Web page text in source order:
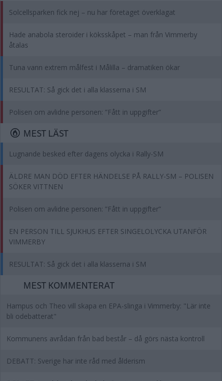
Solcellsparken fick nej – nu har företaget överklagat
Hade anabola steroider i köksskåpet – man från Vimmerby
åtalas
Tuna vann extrem målfest i Målilla – dramatiken ökar
RESULTAT: Så gick det i alla klasserna i SM
Polisen om avlidne personen: ”Fått in uppgifter”
MEST LÄST
Lugnande besked efter dagens olycka i Rally-SM
ÄLDRE MAN DÖD EFTER HÄNDELSE PÅ RALLY-SM – POLISEN
SÖKER VITTNEN
Polisen om avlidne personen: ”Fått in uppgifter”
EN PERSON TILL SJUKHUS EFTER SINGELOLYCKA UTANFÖR
VIMMERBY
RESULTAT: Så gick det i alla klasserna i SM
MEST KOMMENTERAT
Hampus och Theo vill skapa en EPA-slinga i Vimmerby: "Lär inte
bli odebatterat"
Kommunens avrådan från bad består – då görs nästa kontroll
DEBATT: Sverige har inte råd med ålderism